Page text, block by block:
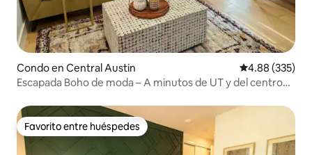
Condo en Central Austin Calificación
4.88 (335)
Escapada Boho de moda – A minutos de UT y del centro
Favorito entre huéspedes
Favorito entre huéspedes